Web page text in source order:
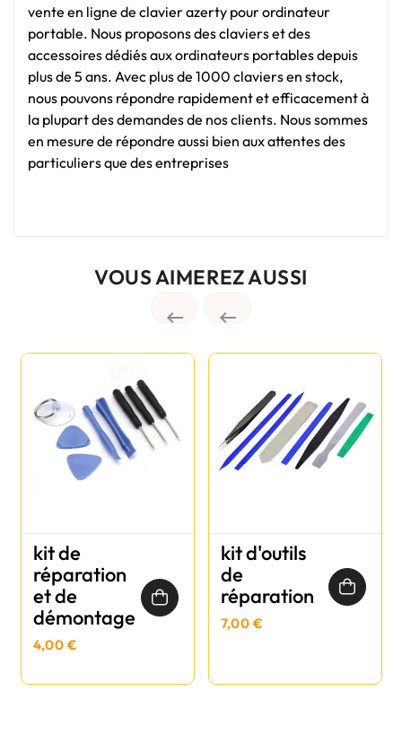
vente en ligne de clavier azerty pour ordinateur
portable. Nous proposons des claviers et des
accessoires dédiés aux ordinateurs portables depuis
plus de 5 ans. Avec plus de 1000 claviers en stock,
nous pouvons répondre rapidement et efficacement à
la plupart des demandes de nos clients. Nous sommes
en mesure de répondre aussi bien aux attentes des
particuliers que des entreprises
VOUS AIMEREZ AUSSI
 
kit de
réparation
et de
démontage
4,00 €
kit d'outils
de
réparation
7,00 €